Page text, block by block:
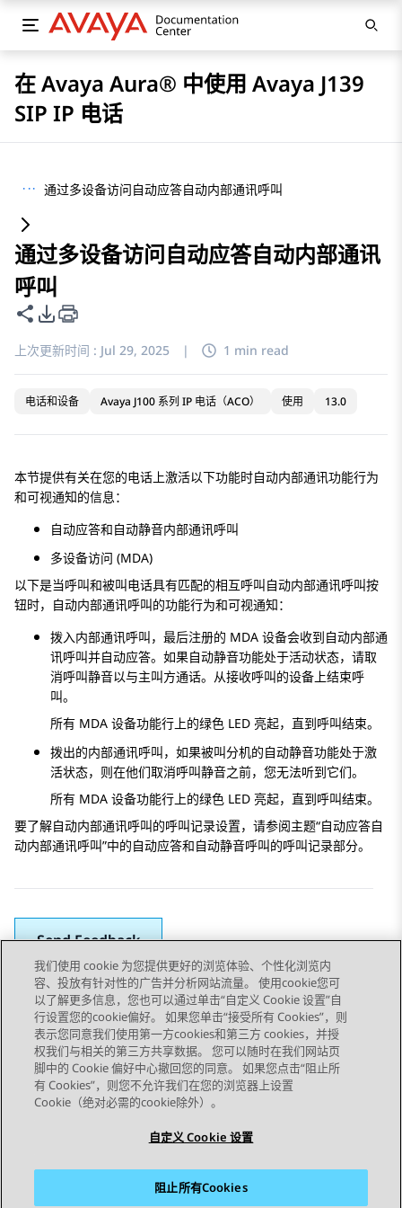
在 Avaya Aura® 中使用 Avaya J139
SIP IP 电话
··· 通过多设备访问自动应答自动内部通讯呼叫
通过多设备访问自动应答自动内部通讯
呼叫
共享此页面
PDF 导出选项
上次更新时间 : Jul 29, 2025 | 1 min read
电话和设备 Avaya J100 系列 IP 电话（ACO） 使用 13.0
本节提供有关在您的电话上激活以下功能时自动内部通讯功能行为
和可视通知的信息：
自动应答和自动静音内部通讯呼叫
多设备访问 (MDA)
以下是当呼叫和被叫电话具有匹配的相互呼叫自动内部通讯呼叫按
钮时，自动内部通讯呼叫的功能行为和可视通知：
拨入内部通讯呼叫，最后注册的 MDA 设备会收到自动内部通
讯呼叫并自动应答。如果自动静音功能处于活动状态，请取
消呼叫静音以与主叫方通话。从接收呼叫的设备上结束呼
叫。
所有 MDA 设备功能行上的绿色 LED 亮起，直到呼叫结束。
拨出的内部通讯呼叫，如果被叫分机的自动静音功能处于激
活状态，则在他们取消呼叫静音之前，您无法听到它们。
所有 MDA 设备功能行上的绿色 LED 亮起，直到呼叫结束。
要了解自动内部通讯呼叫的呼叫记录设置，请参阅主题“自动应答自
动内部通讯呼叫”中的自动应答和自动静音呼叫的呼叫记录部分。
Send Feedback
Topic navigation
上一主题 下一主题
STAY CONNECTED
我们使用 cookie 为您提供更好的浏览体验、个性化浏览内
容、投放有针对性的广告并分析网站流量。 使用cookie您可
以了解更多信息，您也可以通过单击“自定义 Cookie 设置”自
行设置您的cookie偏好。 如果您单击“接受所有 Cookies”，则
表示您同意我们使用第一方cookies和第三方 cookies，并授
权我们与相关的第三方共享数据。 您可以随时在我们网站页
脚中的 Cookie 偏好中心撤回您的同意。 如果您点击“阻止所
有 Cookies”，则您不允许我们在您的浏览器上设置
Cookie（绝对必需的cookie除外）。
自定义 Cookie 设置
阻止所有Cookies